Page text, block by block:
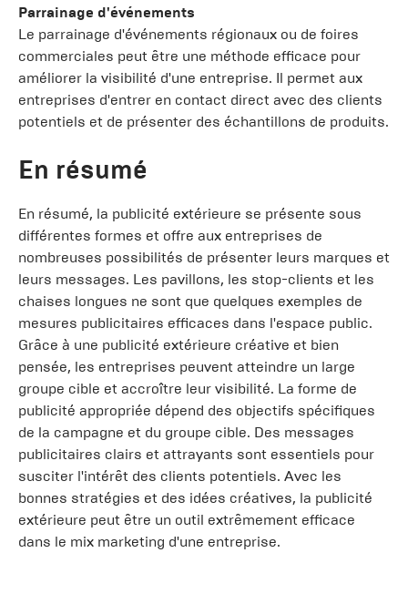
Parrainage d'événements
Le parrainage d'événements régionaux ou de foires
commerciales peut être une méthode efficace pour
améliorer la visibilité d'une entreprise. Il permet aux
entreprises d'entrer en contact direct avec des clients
potentiels et de présenter des échantillons de produits.
En résumé
En résumé, la publicité extérieure se présente sous
différentes formes et offre aux entreprises de
nombreuses possibilités de présenter leurs marques et
leurs messages. Les pavillons, les stop-clients et les
chaises longues ne sont que quelques exemples de
mesures publicitaires efficaces dans l'espace public.
Grâce à une publicité extérieure créative et bien
pensée, les entreprises peuvent atteindre un large
groupe cible et accroître leur visibilité. La forme de
publicité appropriée dépend des objectifs spécifiques
de la campagne et du groupe cible. Des messages
publicitaires clairs et attrayants sont essentiels pour
susciter l'intérêt des clients potentiels. Avec les
bonnes stratégies et des idées créatives, la publicité
extérieure peut être un outil extrêmement efficace
dans le mix marketing d'une entreprise.